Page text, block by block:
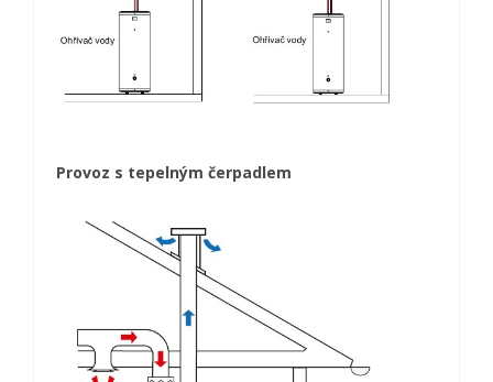
Provoz s tepelným čerpadlem